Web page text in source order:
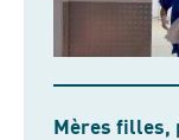
Mères filles,